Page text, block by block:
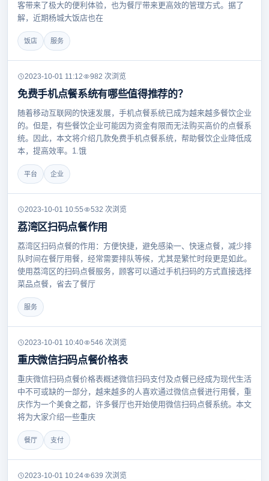
客带来了极大的便利体验，也为餐厅带来更高效的管理方式。据了
解，近期杨城大饭店也在
饭店 服务
2023-10-01 11:12 982 次浏览
免费手机点餐系统有哪些值得推荐的？
随着移动互联网的快速发展，手机点餐系统已成为越来越多餐饮企业
的。但是，有些餐饮企业可能因为资金有限而无法购买高价的点餐系
统。因此，本文将介绍几款免费手机点餐系统，帮助餐饮企业降低成
本，提高效率。1.饿
平台 企业
2023-10-01 10:55 532 次浏览
荔湾区扫码点餐作用
荔湾区扫码点餐的作用：方便快捷，避免感染一、快速点餐，减少排
队时间在餐厅用餐，经常需要排队等候，尤其是繁忙时段更是如此。
使用荔湾区的扫码点餐服务，顾客可以通过手机扫码的方式直接选择
菜品点餐，省去了餐厅
服务
2023-10-01 10:40 546 次浏览
重庆微信扫码点餐价格表
重庆微信扫码点餐价格表概述微信扫码支付及点餐已经成为现代生活
中不可或缺的一部分，越来越多的人喜欢通过微信点餐进行用餐，重
庆作为一个美食之都，许多餐厅也开始使用微信扫码点餐系统。本文
将为大家介绍一些重庆
餐厅 支付
2023-10-01 10:24 639 次浏览